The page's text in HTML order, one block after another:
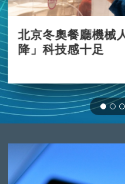
北京冬奧餐廳機械
降」科技感十足